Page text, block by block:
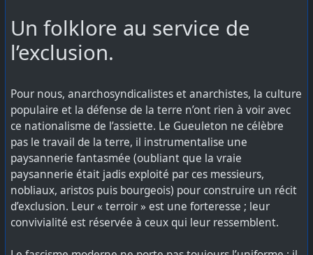
​Un folklore au service de
l’exclusion.
​Pour nous, anarchosyndicalistes et anarchistes, la culture
populaire et la défense de la terre n’ont rien à voir avec
ce nationalisme de l’assiette. Le Gueuleton ne célèbre
pas le travail de la terre, il instrumentalise une
paysannerie fantasmée (oubliant que la vraie
paysannerie était jadis exploité par ces messieurs,
nobliaux, aristos puis bourgeois) pour construire un récit
d’exclusion. Leur « terroir » est une forteresse ; leur
convivialité est réservée à ceux qui leur ressemblent.